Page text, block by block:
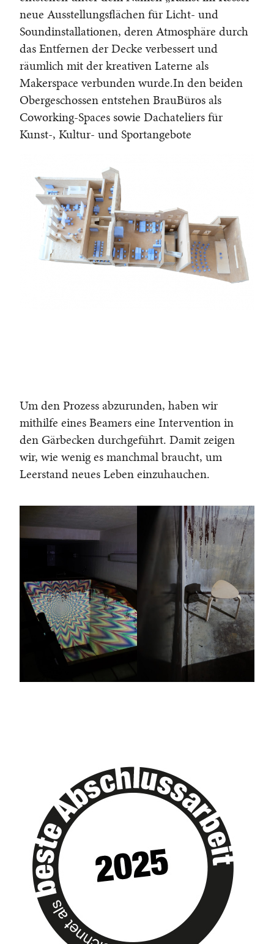
neue Ausstellungsflächen für Licht- und
Soundinstallationen, deren Atmosphäre durch
das Entfernen der Decke verbessert und
räumlich mit der kreativen Laterne als
Makerspace verbunden wurde.In den beiden
Obergeschossen entstehen BrauBüros als
Coworking-Spaces sowie Dachateliers für
Kunst-, Kultur- und Sportangebote
Um den Prozess abzurunden, haben wir
mithilfe eines Beamers eine Intervention in
den Gärbecken durchgeführt. Damit zeigen
wir, wie wenig es manchmal braucht, um
Leerstand neues Leben einzuhauchen.